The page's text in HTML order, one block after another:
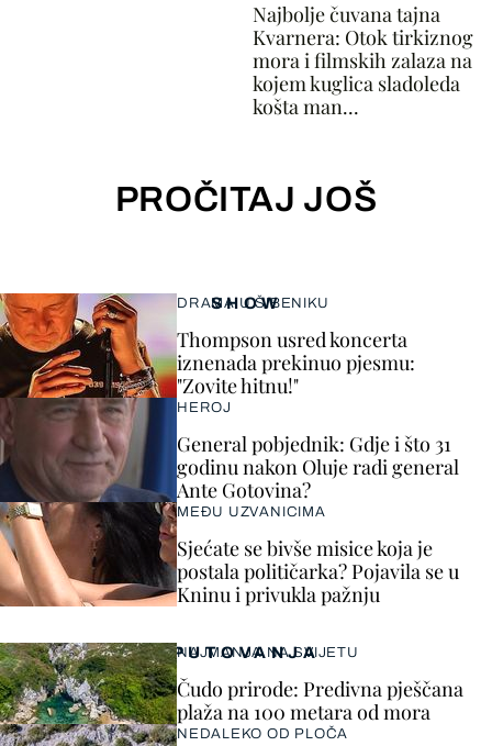
Najbolje čuvana tajna
Kvarnera: Otok tirkiznog
mora i filmskih zalaza na
kojem kuglica sladoleda
košta man...
PROČITAJ JOŠ
SHOW
DRAMA U ŠIBENIKU
Thompson usred koncerta
iznenada prekinuo pjesmu:
"Zovite hitnu!"
HEROJ
General pobjednik: Gdje i što 31
godinu nakon Oluje radi general
Ante Gotovina?
MEĐU UZVANICIMA
Sjećate se bivše misice koja je
postala političarka? Pojavila se u
Kninu i privukla pažnju
PUTOVANJA
NAJMANJA NA SVIJETU
Čudo prirode: Predivna pješčana
plaža na 100 metara od mora
NEDALEKO OD PLOČA